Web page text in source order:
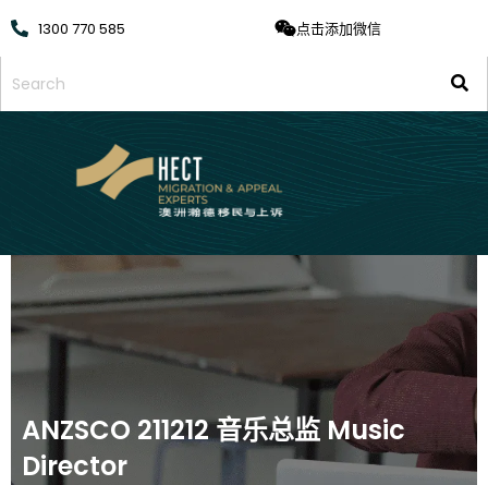
1300 770 585 点击添加微信
ANZSCO 211212 音乐总监 Music
Director